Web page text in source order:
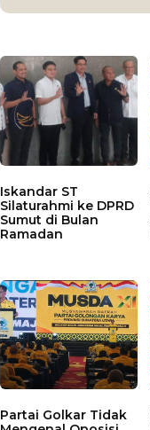
Iskandar ST
Silaturahmi ke DPRD
Sumut di Bulan
Ramadan
Partai Golkar Tidak